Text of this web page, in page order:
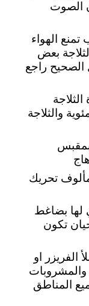
الصوت
الهواء
بعض
الصحيح راجع
عند – 18 درجة مئوية والثلاجة
بمقبس
تحريك
لها بضاغط
تكون
الفريزر او
والمشروبات
المناطق